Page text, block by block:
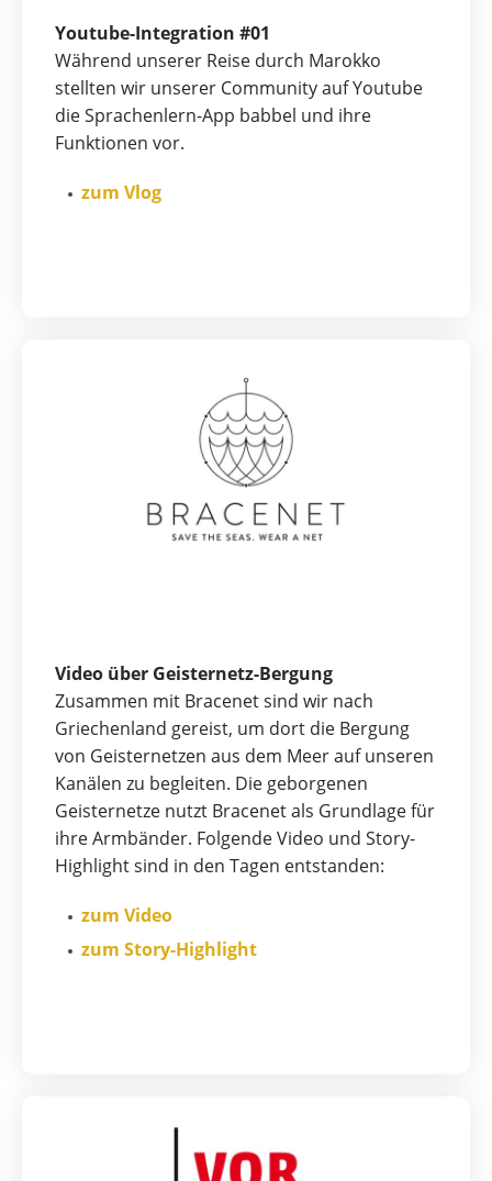
Youtube-Integration #01
Während unserer Reise durch Marokko
stellten wir unserer Community auf Youtube
die Sprachenlern-App babbel und ihre
Funktionen vor.
zum Vlog
Video über Geisternetz-Bergung
Zusammen mit Bracenet sind wir nach
Griechenland gereist, um dort die Bergung
von Geisternetzen aus dem Meer auf unseren
Kanälen zu begleiten. Die geborgenen
Geisternetze nutzt Bracenet als Grundlage für
ihre Armbänder. Folgende Video und Story-
Highlight sind in den Tagen entstanden:
zum Video
zum Story-Highlight